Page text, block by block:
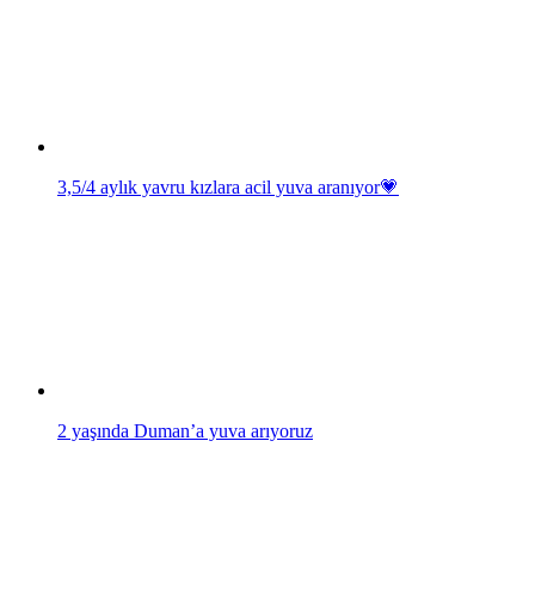
3,5/4 aylık yavru kızlara acil yuva aranıyor💗
2 yaşında Duman’a yuva arıyoruz